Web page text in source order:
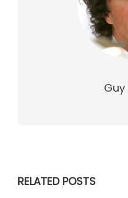
Guy
RELATED POSTS